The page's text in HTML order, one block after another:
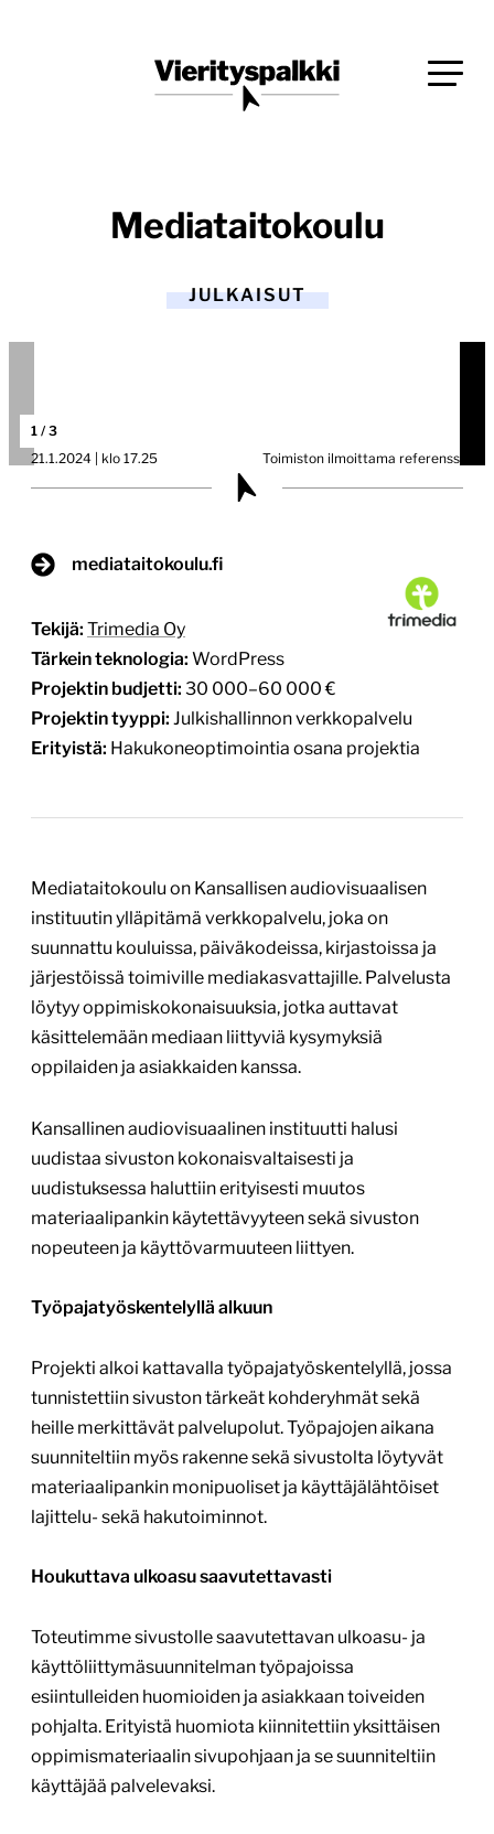
Vierityspalkki.fi
Mediataitokoulu
JULKAISUT
1 / 3
21.1.2024 | klo 17.25
Toimiston ilmoittama referenssi
mediataitokoulu.fi
Tekijä: Trimedia Oy
Tärkein teknologia: WordPress
Projektin budjetti: 30 000–60 000 €
Projektin tyyppi: Julkishallinnon verkkopalvelu
Erityistä: Hakukoneoptimointia osana projektia
Mediataitokoulu on Kansallisen audiovisuaalisen
instituutin ylläpitämä verkkopalvelu, joka on
suunnattu kouluissa, päiväkodeissa, kirjastoissa ja
järjestöissä toimiville mediakasvattajille. Palvelusta
löytyy oppimiskokonaisuuksia, jotka auttavat
käsittelemään mediaan liittyviä kysymyksiä
oppilaiden ja asiakkaiden kanssa.
Kansallinen audiovisuaalinen instituutti halusi
uudistaa sivuston kokonaisvaltaisesti ja
uudistuksessa haluttiin erityisesti muutos
materiaalipankin käytettävyyteen sekä sivuston
nopeuteen ja käyttövarmuuteen liittyen.
Työpajatyöskentelyllä alkuun
Projekti alkoi kattavalla työpajatyöskentelyllä, jossa
tunnistettiin sivuston tärkeät kohderyhmät sekä
heille merkittävät palvelupolut. Työpajojen aikana
suunniteltiin myös rakenne sekä sivustolta löytyvät
materiaalipankin monipuoliset ja käyttäjälähtöiset
lajittelu- sekä hakutoiminnot.
Houkuttava ulkoasu saavutettavasti
Toteutimme sivustolle saavutettavan ulkoasu- ja
käyttöliittymäsuunnitelman työpajoissa
esiintulleiden huomioiden ja asiakkaan toiveiden
pohjalta. Erityistä huomiota kiinnitettiin yksittäisen
oppimismateriaalin sivupohjaan ja se suunniteltiin
käyttäjää palvelevaksi.